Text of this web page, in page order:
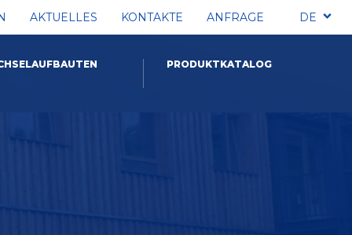
AKTUELLES KONTAKTE ANFRAGE DE
PRODUKTKATALOG